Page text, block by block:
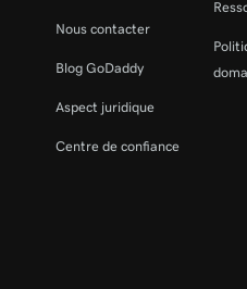
Nous contacter
Blog GoDaddy
Aspect juridique
Centre de confiance